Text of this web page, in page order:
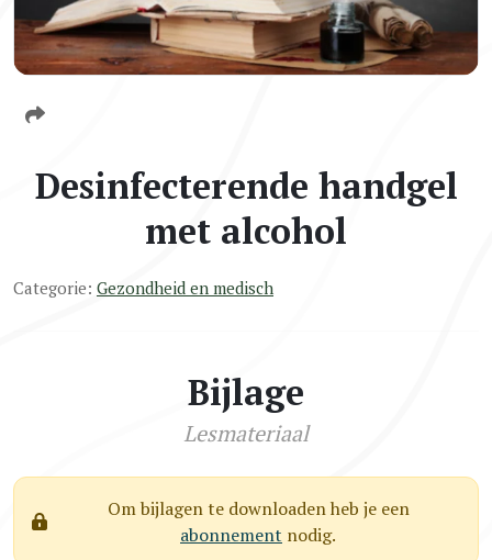
Desinfecterende handgel
met alcohol
Categorie: Gezondheid en medisch
Bijlage
Lesmateriaal
Om bijlagen te downloaden heb je een
abonnement nodig.